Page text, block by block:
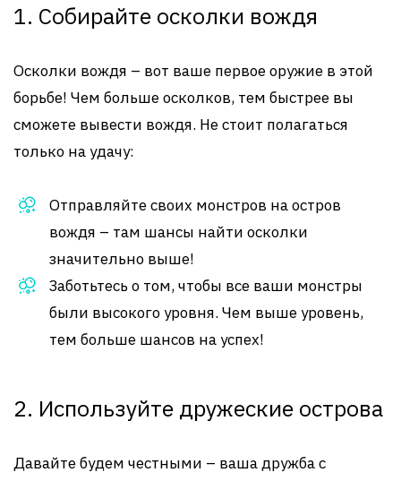
1. Собирайте осколки вождя
Осколки вождя – вот ваше первое оружие в этой
борьбе! Чем больше осколков, тем быстрее вы
сможете вывести вождя. Не стоит полагаться
только на удачу:
Отправляйте своих монстров на остров
вождя – там шансы найти осколки
значительно выше!
Заботьтесь о том, чтобы все ваши монстры
были высокого уровня. Чем выше уровень,
тем больше шансов на успех!
2. Используйте дружеские острова
Давайте будем честными – ваша дружба с